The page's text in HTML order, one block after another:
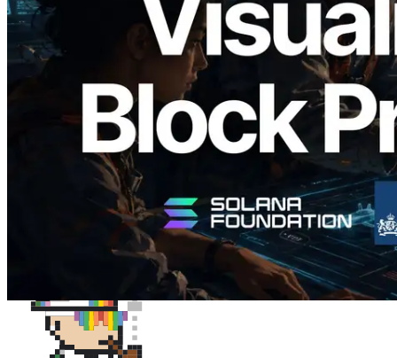
Analyzer — Visualizando o tempo de
produção de bloco por slot e o validador
responsável